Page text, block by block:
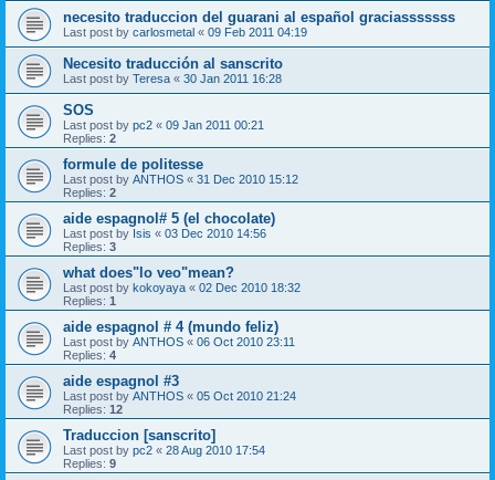
necesito traduccion del guarani al español graciasssssss
Last post by carlosmetal « 09 Feb 2011 04:19
Necesito traducción al sanscrito
Last post by Teresa « 30 Jan 2011 16:28
SOS
Last post by pc2 « 09 Jan 2011 00:21
Replies: 2
formule de politesse
Last post by ANTHOS « 31 Dec 2010 15:12
Replies: 2
aide espagnol# 5 (el chocolate)
Last post by Isis « 03 Dec 2010 14:56
Replies: 3
what does"lo veo"mean?
Last post by kokoyaya « 02 Dec 2010 18:32
Replies: 1
aide espagnol # 4 (mundo feliz)
Last post by ANTHOS « 06 Oct 2010 23:11
Replies: 4
aide espagnol #3
Last post by ANTHOS « 05 Oct 2010 21:24
Replies: 12
Traduccion [sanscrito]
Last post by pc2 « 28 Aug 2010 17:54
Replies: 9